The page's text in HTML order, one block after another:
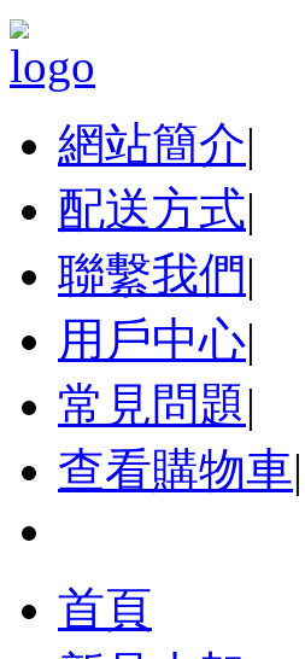
網站簡介|
配送方式|
聯繫我們|
用戶中心|
常見問題|
查看購物車|
首頁